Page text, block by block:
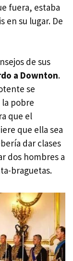
fuera, estaba
en su lugar. De
de sus
a Downton.
se
la pobre
que el
que ella sea
dar clases
dos hombres a
braguetas.